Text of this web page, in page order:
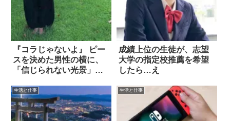
『コラじゃないよ』 ピー
スを決めた男性の横に、
「信じられない光景」が
成績上位の生徒が、志望
大学の指定校推薦を希望
したら…え
生活と仕事 生活と仕事